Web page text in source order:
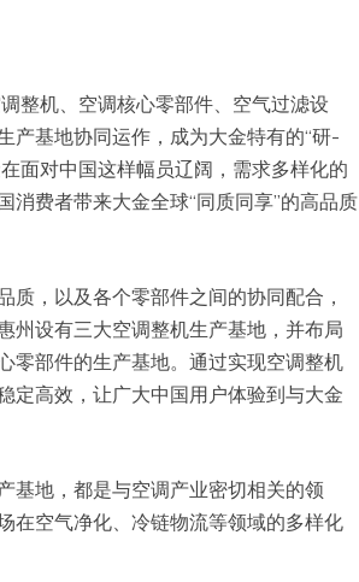
整机、空调核心零部件、空气过滤设
产基地协同运作，成为大金特有的“研-
面对中国这样幅员辽阔，需求多样化的
费者带来大金全球“同质同享”的高品质
，以及各个零部件之间的协同配合，
州设有三大空调整机生产基地，并布局
零部件的生产基地。通过实现空调整机
定高效，让广大中国用户体验到与大金
基地，都是与空调产业密切相关的领
在空气净化、冷链物流等领域的多样化